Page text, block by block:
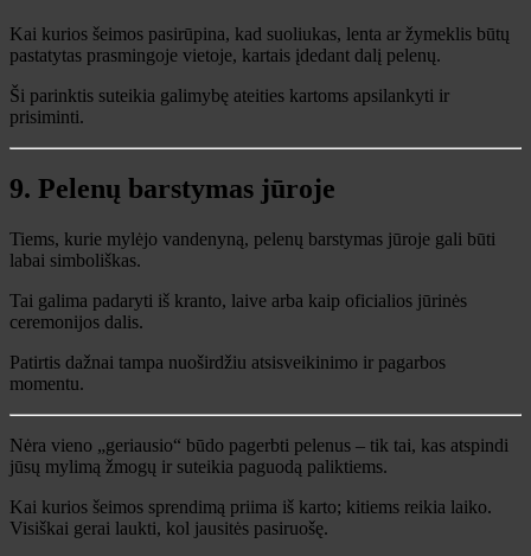
Kai kurios šeimos pasirūpina, kad suoliukas, lenta ar žymeklis būtų
pastatytas prasmingoje vietoje, kartais įdedant dalį pelenų.
Ši parinktis suteikia galimybę ateities kartoms apsilankyti ir
prisiminti.
9. Pelenų barstymas jūroje
Tiems, kurie mylėjo vandenyną, pelenų barstymas jūroje gali būti
labai simboliškas.
Tai galima padaryti iš kranto, laive arba kaip oficialios jūrinės
ceremonijos dalis.
Patirtis dažnai tampa nuoširdžiu atsisveikinimo ir pagarbos
momentu.
Nėra vieno „geriausio“ būdo pagerbti pelenus – tik tai, kas atspindi
jūsų mylimą žmogų ir suteikia paguodą paliktiems.
Kai kurios šeimos sprendimą priima iš karto; kitiems reikia laiko.
Visiškai gerai laukti, kol jausitės pasiruošę.